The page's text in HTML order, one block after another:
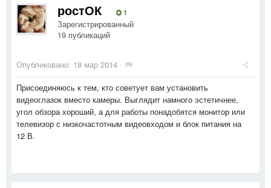
ростОК 1
Зарегистрированный
19 публикаций
Опубликовано: 18 мар 2014 ·
Присоединяюсь к тем, кто советует вам установить
видеоглазок вместо камеры. Выглядит намного эстетичнее,
угол обзора хороший, а для работы понадобятся монитор или
телевизор с низкочастотным видеовходом и блок питания на
12 В.